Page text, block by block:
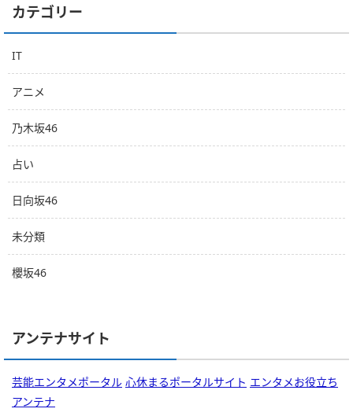
カテゴリー
IT
アニメ
乃木坂46
占い
日向坂46
未分類
櫻坂46
アンテナサイト
芸能エンタメポータル 心休まるポータルサイト エンタメお役立ち
アンテナ